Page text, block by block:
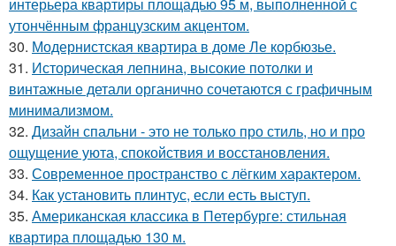
утончённым французским акцентом.
30. Модернистская квартира в доме Ле корбюзье.
31. Историческая лепнина, высокие потолки и
винтажные детали органично сочетаются с графичным
минимализмом.
32. Дизайн спальни - это не только про стиль, но и про
ощущение уюта, спокойствия и восстановления.
33. Современное пространство с лёгким характером.
34. Как установить плинтус, если есть выступ.
35. Американская классика в Петербурге: стильная
квартира площадью 130 м.